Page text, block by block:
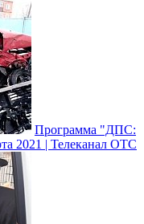
Программа "ДПС:
2021 | Телеканал ОТС